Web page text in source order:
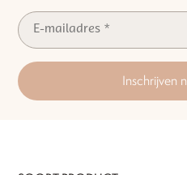
Inschrijven